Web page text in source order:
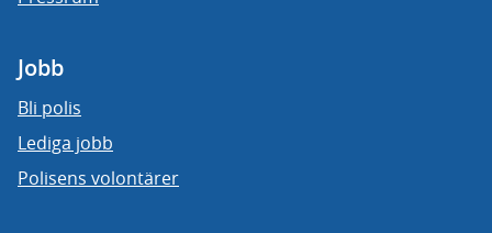
Jobb
Bli polis
Lediga jobb
Polisens volontärer